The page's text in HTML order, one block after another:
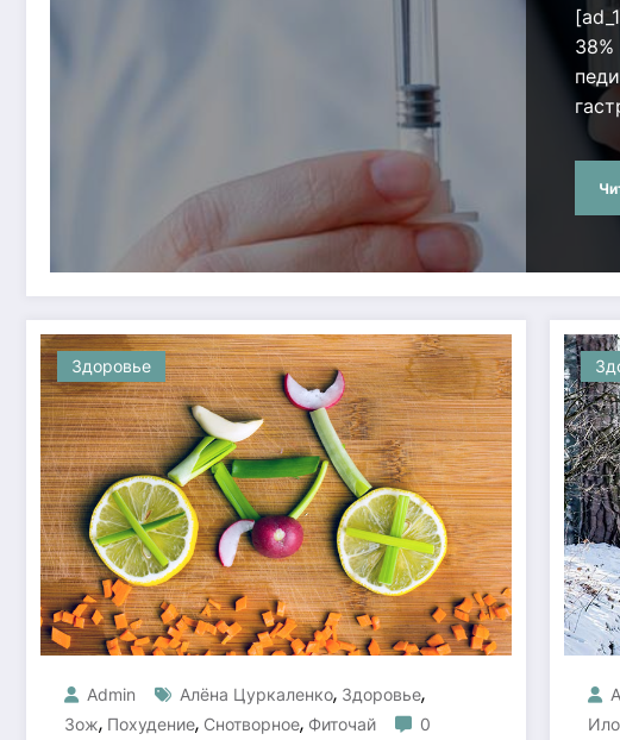
Здоровье
Admin Алёна Цуркаленко, Здоровье,
Зож, Похудение, Снотворное, Фиточай
0